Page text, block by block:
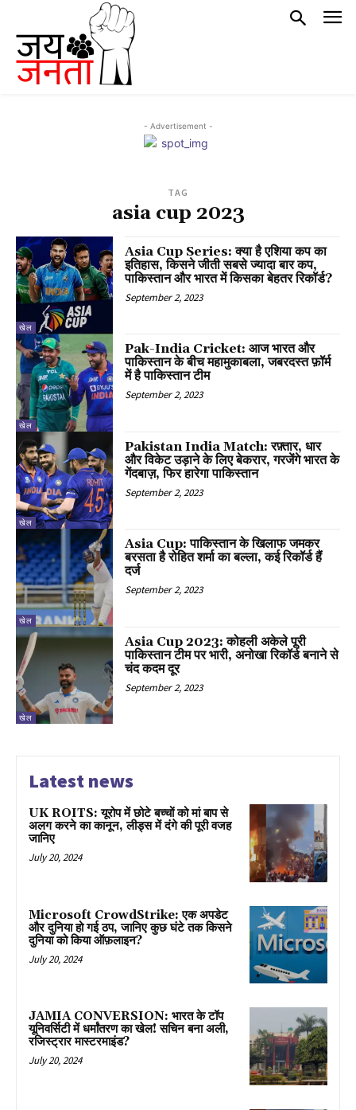
- Advertisement -
TAG
asia cup 2023
खेल
Asia Cup Series: क्या है एशिया कप का
इतिहास, किसने जीती सबसे ज्यादा बार कप,
पाकिस्तान और भारत में किसका बेहतर रिकॉर्ड?
September 2, 2023
खेल
Pak-India Cricket: आज भारत और
पाकिस्तान के बीच महामुकाबला, जबरदस्त फ़ॉर्म
में है पाकिस्तान टीम
September 2, 2023
खेल
Pakistan India Match: रफ़्तार, धार
और विकेट उड़ाने के लिए बेकरार, गरजेंगे भारत के
गेंदबाज़, फिर हारेगा पाकिस्तान
September 2, 2023
खेल
Asia Cup: पाकिस्तान के खिलाफ जमकर
बरसता है रोहित शर्मा का बल्ला, कई रिकॉर्ड हैं
दर्ज
September 2, 2023
खेल
Asia Cup 2023: कोहली अकेले पूरी
पाकिस्तान टीम पर भारी, अनोखा रिकॉर्ड बनाने से
चंद कदम दूर
September 2, 2023
Latest news
UK ROITS: यूरोप में छोटे बच्चों को मां बाप से
अलग करने का कानून, लीड्स में दंगे की पूरी वजह
जानिए
July 20, 2024
Microsoft CrowdStrike: एक अपडेट
और दुनिया हो गई ठप, जानिए कुछ घंटे तक किसने
दुनिया को किया ऑफ़लाइन?
July 20, 2024
JAMIA CONVERSION: भारत के टॉप
यूनिवर्सिटी में धर्मांतरण का खेल! सचिन बना अली,
रजिस्ट्रार मास्टरमाइंड?
July 20, 2024